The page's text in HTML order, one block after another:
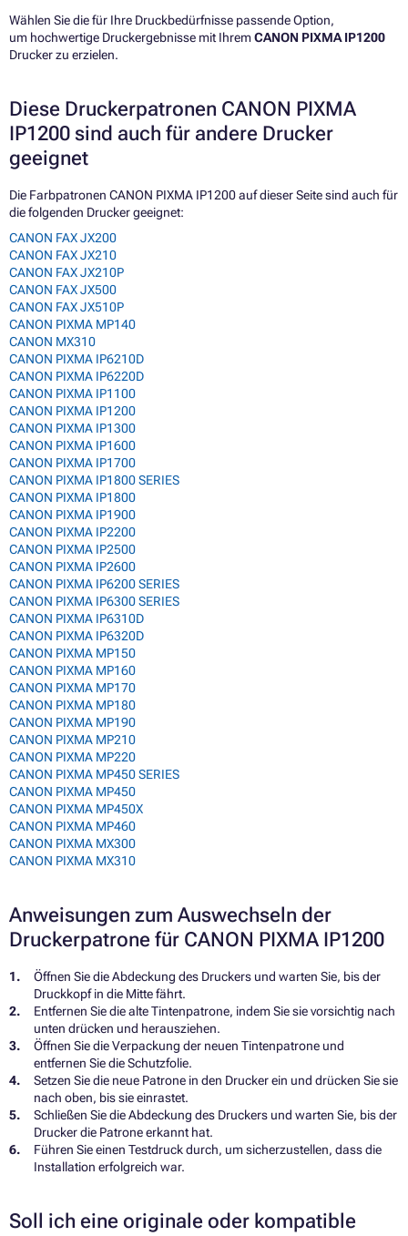
Wählen Sie die für Ihre Druckbedürfnisse passende Option,
um hochwertige Druckergebnisse mit IhremCANON PIXMA IP1200
Drucker zu erzielen.
Diese Druckerpatronen CANON PIXMA
IP1200 sind auch für andere Drucker
geeignet
Die Farbpatronen CANON PIXMA IP1200 auf dieser Seite sind auch für
die folgenden Drucker geeignet:
CANON FAX JX200
CANON FAX JX210
CANON FAX JX210P
CANON FAX JX500
CANON FAX JX510P
CANON PIXMA MP140
CANON MX310
CANON PIXMA IP6210D
CANON PIXMA IP6220D
CANON PIXMA IP1100
CANON PIXMA IP1200
CANON PIXMA IP1300
CANON PIXMA IP1600
CANON PIXMA IP1700
CANON PIXMA IP1800 SERIES
CANON PIXMA IP1800
CANON PIXMA IP1900
CANON PIXMA IP2200
CANON PIXMA IP2500
CANON PIXMA IP2600
CANON PIXMA IP6200 SERIES
CANON PIXMA IP6300 SERIES
CANON PIXMA IP6310D
CANON PIXMA IP6320D
CANON PIXMA MP150
CANON PIXMA MP160
CANON PIXMA MP170
CANON PIXMA MP180
CANON PIXMA MP190
CANON PIXMA MP210
CANON PIXMA MP220
CANON PIXMA MP450 SERIES
CANON PIXMA MP450
CANON PIXMA MP450X
CANON PIXMA MP460
CANON PIXMA MX300
CANON PIXMA MX310
Anweisungen zum Auswechseln der
Druckerpatrone für CANON PIXMA IP1200
Öffnen Sie die Abdeckung des Druckers und warten Sie, bis der
Druckkopf in die Mitte fährt.
Entfernen Sie die alte Tintenpatrone, indem Sie sie vorsichtig nach
unten drücken und herausziehen.
Öffnen Sie die Verpackung der neuen Tintenpatrone und
entfernen Sie die Schutzfolie.
Setzen Sie die neue Patrone in den Drucker ein und drücken Sie sie
nach oben, bis sie einrastet.
Schließen Sie die Abdeckung des Druckers und warten Sie, bis der
Drucker die Patrone erkannt hat.
Führen Sie einen Testdruck durch, um sicherzustellen, dass die
Installation erfolgreich war.
Soll ich eine originale oder kompatible